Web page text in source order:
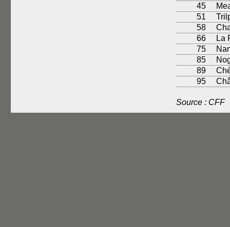
45
51
58
66
La
75
85
89
95
Source : CFF